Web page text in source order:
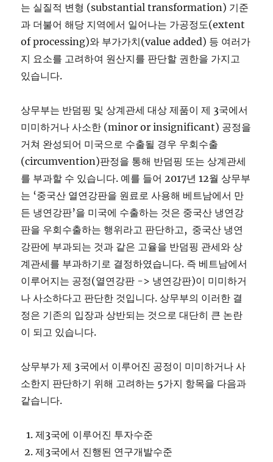
는 실질적 변형 (substantial transformation) 기준
과 더불어 해당 지역에서 일어나는 가공정도(extent
of processing)와 부가가치(value added) 등 여러가
지 요소를 고려하여 원산지를 판단할 권한을 가지고
있습니다.
상무부는 반덤핑 및 상계관세 대상 제품이 제 3국에서
미미하거나 사소한 (minor or insignificant) 공정을
거쳐 완성되어 미국으로 수출될 경우 우회수출
(circumvention)판정을 통해 반덤핑 또는 상계관세
를 부과할 수 있습니다. 예를 들어 2017년 12월 상무부
는 ‘중국산 열연강판을 원료로 사용해 베트남에서 만
든 냉연강판’을 미국에 수출하는 것은 중국산 냉연강
판을 우회수출하는 행위라고 판단하고, 중국산 냉연
강판에 부과되는 것과 같은 고율을 반덤핑 관세와 상
계관세를 부과하기로 결정하였습니다. 즉 베트남에서
이루어지는 공정(열연강판 -> 냉연강판)이 미미하거
나 사소하다고 판단한 것입니다. 상무부의 이러한 결
정은 기존의 입장과 상반되는 것으로 대단히 큰 논란
이 되고 있습니다.
상무부가 제 3국에서 이루어진 공정이 미미하거나 사
소한지 판단하기 위해 고려하는 5가지 항목을 다음과
같습니다.
제3국에 이루어진 투자수준
제3국에서 진행된 연구개발수준